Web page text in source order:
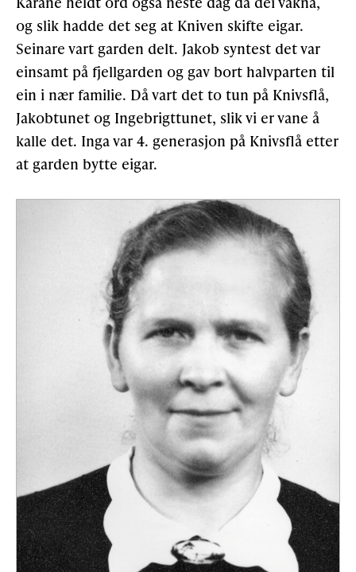
og slik hadde det seg at Kniven skifte eigar.
Seinare vart garden delt. Jakob syntest det var
einsamt på fjellgarden og gav bort halvparten til
ein i nær familie. Då vart det to tun på Knivsflå,
Jakobtunet og Ingebrigttunet, slik vi er vane å
kalle det. Inga var 4. generasjon på Knivsflå etter
at garden bytte eigar.